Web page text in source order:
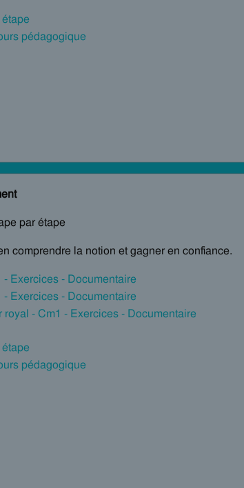
pédagogique
par étape
comprendre la notion et gagner en confiance.
Exercices - Documentaire
Exercices - Documentaire
- Cm1 - Exercices - Documentaire
pédagogique